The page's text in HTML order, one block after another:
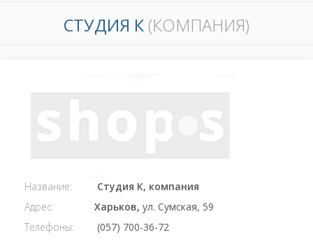
СТУДИЯ К (КОМПАНИЯ)
Название:
Студия К, компания
Адрес:
Харьков, ул. Сумская, 59
Телефоны:
(057) 700-36-72